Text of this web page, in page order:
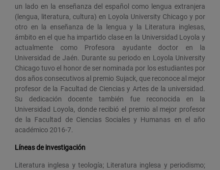
un lado en la enseñanza del español como lengua extranjera
(lengua, literatura, cultura) en Loyola University Chicago y por
otro en la enseñanza de la lengua y la Literatura inglesas,
ámbito en el que ha impartido clase en la Universidad Loyola y
actualmente como Profesora ayudante doctor en la
Universidad de Jaén. Durante su periodo en Loyola University
Chicago tuvo el honor de ser nominada por los estudiantes por
dos años consecutivos al premio Sujack, que reconoce al mejor
profesor de la Facultad de Ciencias y Artes de la universidad.
Su dedicación docente también fue reconocida en la
Universidad Loyola, donde recibió el premio al mejor profesor
de la Facultad de Ciencias Sociales y Humanas en el año
académico 2016-7.
Líneas de investigación
Literatura inglesa y teología; Literatura inglesa y periodismo;